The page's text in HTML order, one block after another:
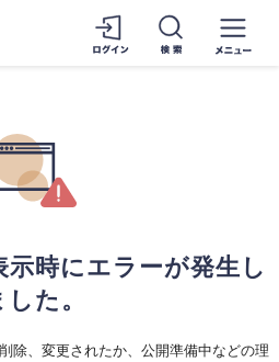
時にエラーが発生し
した。
除、変更されたか、公開準備中などの理